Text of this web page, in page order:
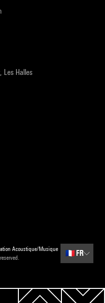
Les Halles
Acoustique/Musique
🇫🇷 FR